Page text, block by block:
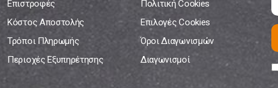
Επιστροφές
Κόστος Αποστολής
Τρόποι Πληρωμής
Περιοχές Εξυπηρέτησης
Πολιτική Cookies
Επιλογές Cookies
Όροι Διαγωνισμών
Διαγωνισμοί